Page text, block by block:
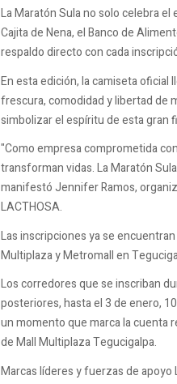
La Maratón Sula no solo celebra
Cajita de Nena, el Banco de
respaldo directo con cada
En esta edición, la camiseta oficial
frescura, comodidad y libertad de
simbolizar el espíritu de esta gran
"Como empresa comprometida
transforman vidas. La Maratón
manifestó Jennifer Ramos,
LACTHOSA.
Las inscripciones ya se
Multiplaza y Metromall en
Los corredores que se inscriban
posteriores, hasta el 3 de enero,
un momento que marca la cuenta
de Mall Multiplaza Tegucigalpa.
Marcas líderes y fuerzas de apoyo